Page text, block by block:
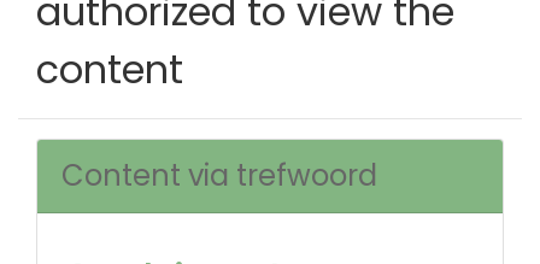
authorized to view the
content
Content via trefwoord